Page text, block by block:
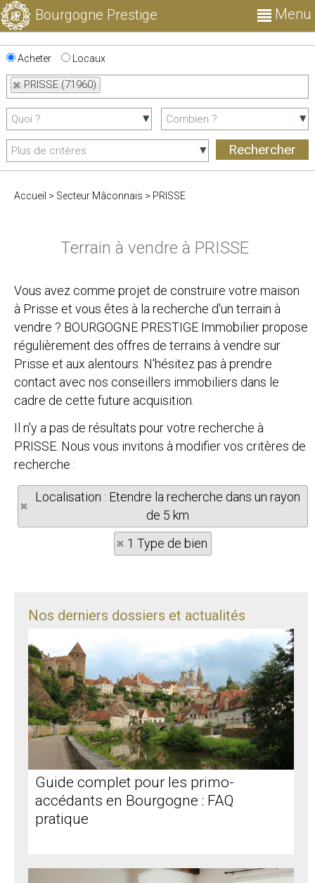
Bourgogne Prestige Menu
Acheter Locaux
PRISSE (71960)
Accueil > Secteur Mâconnais > PRISSE
Terrain à vendre à PRISSE
Vous avez comme projet de construire votre maison
à Prisse et vous êtes à la recherche d'un terrain à
vendre ? BOURGOGNE PRESTIGE Immobilier propose
régulièrement des offres de terrains à vendre sur
Prisse et aux alentours. N'hésitez pas à prendre
contact avec nos conseillers immobiliers dans le
cadre de cette future acquisition.
Il n'y a pas de résultats pour votre recherche à
PRISSE. Nous vous invitons à modifier vos critères de
recherche :
Localisation : Etendre la recherche dans un rayon
de 5 km
1 Type de bien
Nos derniers dossiers et actualités
Guide complet pour les primo-
accédants en Bourgogne : FAQ
pratique